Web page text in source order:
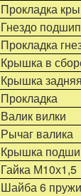
Прокладка
Гнездо
Прокладка
Крышка в
Крышка задняя
Прокладка
Валик вилки
Рычаг валика
Крышка
Гайка М10х1,5
Шайба 6